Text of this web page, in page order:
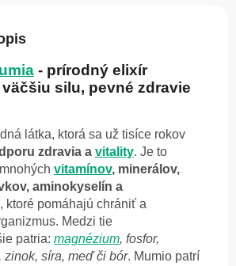
- prírodný elixír
silu, pevné zdravie
látka, ktorá sa už tisíce rokov
zdravia a vitality. Je to
vitamínov, minerálov,
aminokyselín a
, ktoré pomáhajú chrániť a
Medzi tie
patria: magnézium, fosfor,
, zinok, síra, meď či bór. Mumio patrí